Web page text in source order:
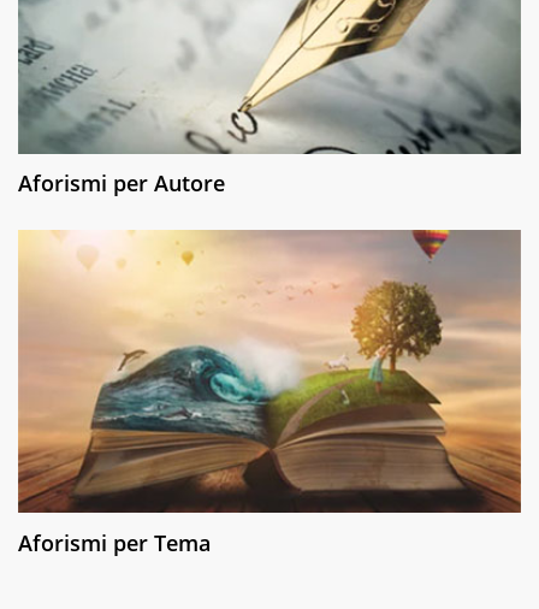
Aforismi per Autore
Aforismi per Tema